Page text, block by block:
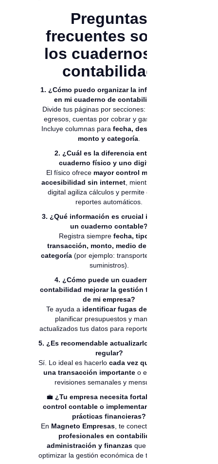
Preguntas
frecuentes sobre
los cuadernos de
contabilidad
1. ¿Cómo puedo organizar la información
en mi cuaderno de contabilidad?
Divide tus páginas por secciones: ingresos,
egresos, cuentas por cobrar y gastos fijos.
Incluye columnas para fecha, descripción,
monto y categoría
2. ¿Cuál es la diferencia entre un
cuaderno físico y uno digital?
El físico ofrece mayor control manual y
accesibilidad sin internet, mientras que el
digital agiliza cálculos y permite generar
reportes automáticos.
3. ¿Qué información es crucial incluir en
un cuaderno contable?
Registra siempre fecha, tipo de
transacción, monto, medio de pago y
categoría (por ejemplo: transporte, nómina,
suministros).
4. ¿Cómo puede un cuaderno de
contabilidad mejorar la gestión financiera
de mi empresa?
Te ayuda a identificar fugas de dinero
planificar presupuestos y mantener
actualizados tus datos para reportes fiscales.
5. ¿Es recomendable actualizarlo de forma
regular?
Sí. Lo ideal es hacerlo cada vez que realizas
una transacción importanteo establecer
revisiones semanales y mensuales.
💼 ¿Tu empresa necesita fortalecer su
control contable o implementar mejores
prácticas financieras?
En Magneto Empresas , te conectamos con
profesionales en contabilidad,
administración y finanzas que pueden
optimizar la gestión económica de tu negocio.